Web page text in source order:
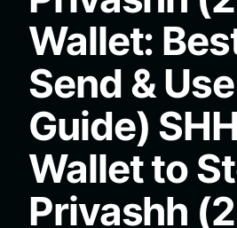
Português (Brasil)
Español (Argentina)
Wallet:
Send &
Guide)
Wallet to
Privashh